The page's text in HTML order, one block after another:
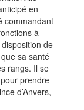
en
commandant
à
de
que sa santé
rangs. Il se
prendre
d’Anvers,